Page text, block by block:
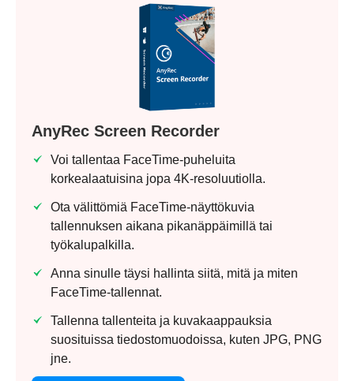
AnyRec Screen Recorder
Voi tallentaa FaceTime-puheluita
korkealaatuisina jopa 4K-resoluutiolla.
Ota välittömiä FaceTime-näyttökuvia
tallennuksen aikana pikanäppäimillä tai
työkalupalkilla.
Anna sinulle täysi hallinta siitä, mitä ja miten
FaceTime-tallennat.
Tallenna tallenteita ja kuvakaappauksia
suosituissa tiedostomuodoissa, kuten JPG, PNG
jne.